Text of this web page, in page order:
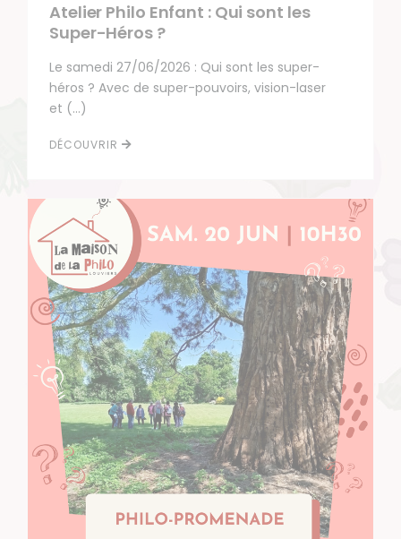
Atelier Philo Enfant : Qui sont les
Super-Héros ?
Le samedi 27/06/2026 : Qui sont les super-
héros ? Avec de super-pouvoirs, vision-laser
et (…)
DÉCOUVRIR